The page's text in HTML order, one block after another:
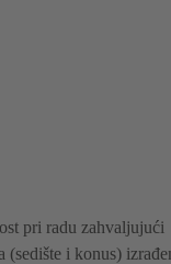
pri radu zahvaljujući
i konus)